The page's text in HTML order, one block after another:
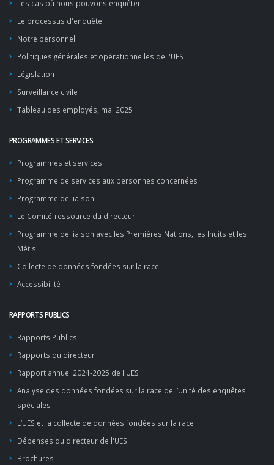
Les cas où nous pouvons enquêter
Le processus d'enquête
Notre personnel
Politiques générales et opérationnelles de l'UES
Législation
Surveillance civile
Tableau des employés, mai 2025
PROGRAMMES ET SERVICES
Programmes et services
Programme de services aux personnes concernées
Programme de liaison
Le Comité-ressource du directeur
Programme de liaison avec les Premières Nations, les Inuits et les
Métis
Collecte de données fondées sur la race
Accessibilité
RAPPORTS PUBLICS
Rapports Publics
Rapports du directeur
Rapport annuel 2024-2025 de l'UES
Analyse des données fondées sur la race de l’Unité des enquêtes
spéciales
L’UES et la collecte de données fondées sur la race
Dépenses du directeur de l'UES
Brochures